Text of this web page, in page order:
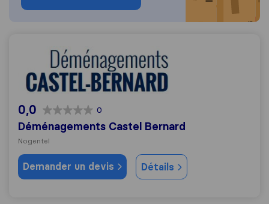
Déménagements Castel Bernard
0,0 0
Déménagements Castel Bernard
Nogentel
Demander un devis Détails